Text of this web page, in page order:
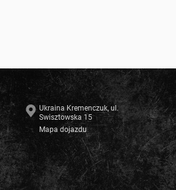
Ukraina Kremenczuk, ul.
Swisztowska 15
Mapa dojazdu